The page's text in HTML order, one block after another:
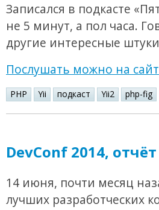
Записался в подкасте
не 5 минут, а пол часа.
другие интересные
Послушать можно на
PHP Yii подкаст Yii2 php-fig
DevConf 2014, отчёт
14 июня, почти месяц
лучших разработческих